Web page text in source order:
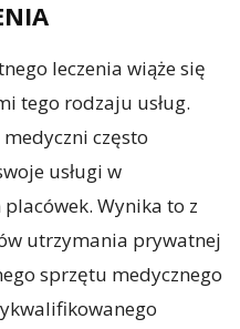
leczenia wiąże się
tego rodzaju usług.
często
usługi w
Wynika to z
utrzymania prywatnej
sprzętu medycznego